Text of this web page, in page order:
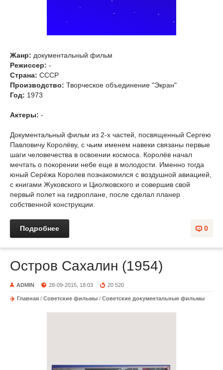
Жанр: документальный фильм
Режиссер: -
Страна: СССР
Производство: Творческое объединение "Экран"
Год: 1973
Актеры: -
Документальный фильм из 2-х частей, посвященный Сергею
Павловичу Королёву, с чьим именем навеки связаны первые
шаги человечества в освоении космоса. Королёв начал
мечтать о покорении небе еще в молодости. Именно тогда
юный Серёжа Королев познакомился с воздушной авиацией,
с книгами Жуковского и Циолковского и совершив свой
первый полет на гидроплане, после сделал планер
собственной конструкции.
0
Подробнее
Остров Сахалин (1954)
ADMIN 28-09-2015, 18:03 20 520
Главная / Советские фильмы / Советские документальные фильмы